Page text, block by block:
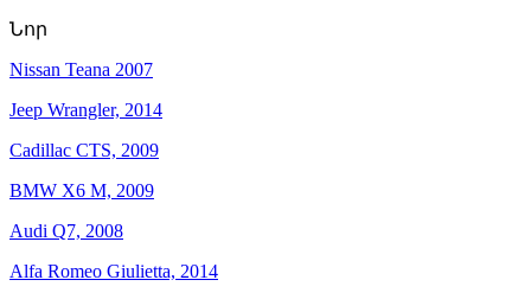
Նոր
Nissan Teana 2007
Jeep Wrangler, 2014
Cadillac CTS, 2009
BMW X6 M, 2009
Audi Q7, 2008
Alfa Romeo Giulietta, 2014